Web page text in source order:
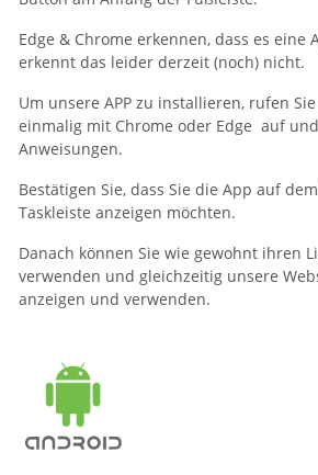
Edge & Chrome erkennen, dass es eine
erkennt das leider derzeit (noch) nicht.
Um unsere APP zu installieren, rufen
einmalig mit Chrome oder Edge auf
Anweisungen.
Bestätigen Sie, dass Sie die App auf
Taskleiste anzeigen möchten.
Danach können Sie wie gewohnt ihren
verwenden und gleichzeitig unsere
anzeigen und verwenden.